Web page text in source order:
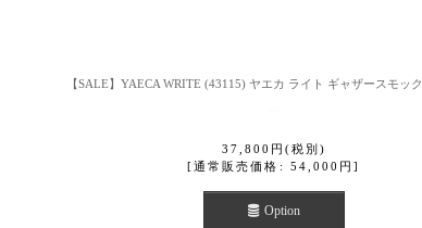
【SALE】YAECA WRITE (43115) ヤエカ ライト ギャザースモック
37,800 円 (税別)
[通常販売価格 : 54,000 円 ]
Option